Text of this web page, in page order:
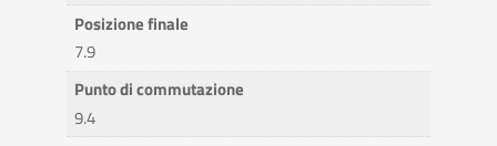
Posizione finale
7.9
Punto di commutazione
9.4